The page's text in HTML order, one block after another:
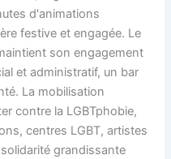
d'animations
festive et engagée. Le
son engagement
et administratif, un bar
La mobilisation
contre la LGBTphobie,
centres LGBT, artistes
grandissante